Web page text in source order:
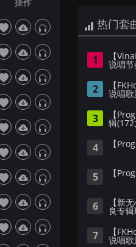
热门套
1 【
说唱节
2 【
说唱
3 【
辑
4 【
5 【
6 【新
良专
7 【
说唱